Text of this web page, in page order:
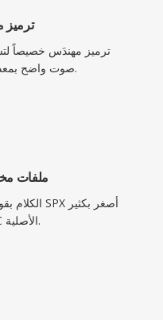
ترميز
صوت واضح بمعدلات بت منخفضة للغاية.
ملفات
من ملفات AAC الأصلية.